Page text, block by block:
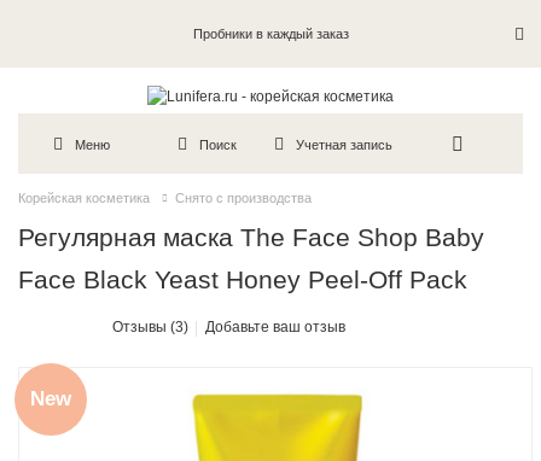
Пробники в каждый заказ
Меню Поиск Учетная запись
Корейская косметика Снято с производства
Регулярная маска The Face Shop Baby
Face Black Yeast Honey Peel-Off Pack
Отзывы (3) Добавьте ваш отзыв
New